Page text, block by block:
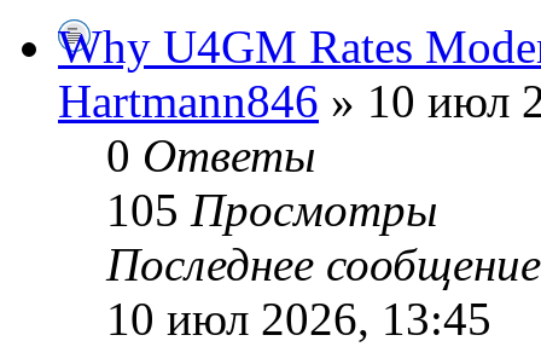
Why U4GM Rates
Hartmann846 » 10 июл
0 Ответы
105 Просмотры
Последнее
10 июл 2026, 13:45